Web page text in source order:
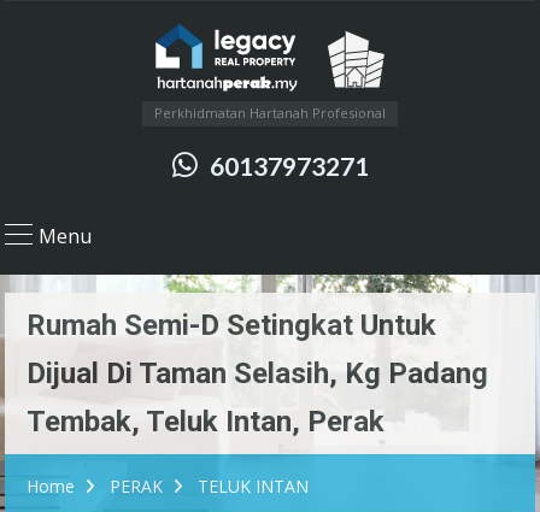
Perkhidmatan Hartanah Profesional
60137973271
Menu
Rumah Semi-D Setingkat Untuk
Dijual Di Taman Selasih, Kg Padang
Tembak, Teluk Intan, Perak
Home PERAK TELUK INTAN